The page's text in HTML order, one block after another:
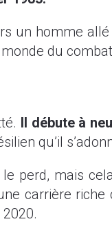
un homme
du
Il débute à
qu’il
perd, mais
carrière